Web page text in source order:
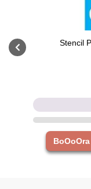
Stencil
BoOoOra